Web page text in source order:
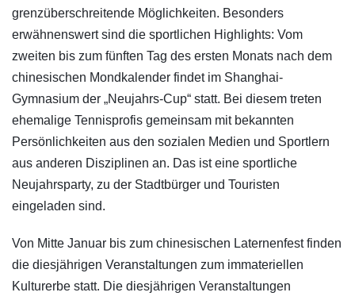
grenzüberschreitende Möglichkeiten. Besonders
erwähnenswert sind die sportlichen Highlights: Vom
zweiten bis zum fünften Tag des ersten Monats nach dem
chinesischen Mondkalender findet im Shanghai-
Gymnasium der „Neujahrs-Cup“ statt. Bei diesem treten
ehemalige Tennisprofis gemeinsam mit bekannten
Persönlichkeiten aus den sozialen Medien und Sportlern
aus anderen Disziplinen an. Das ist eine sportliche
Neujahrsparty, zu der Stadtbürger und Touristen
eingeladen sind.
Von Mitte Januar bis zum chinesischen Laternenfest finden
die diesjährigen Veranstaltungen zum immateriellen
Kulturerbe statt. Die diesjährigen Veranstaltungen